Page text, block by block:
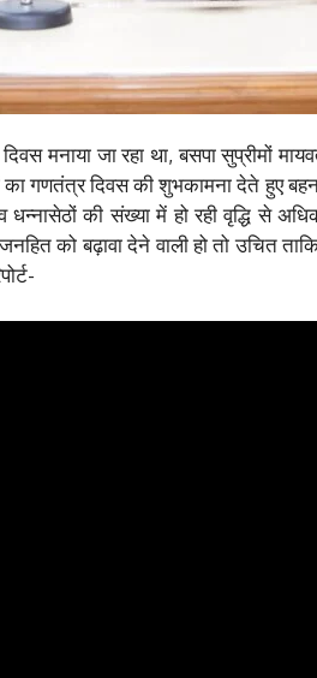
मनाया जा रहा था, बसपा सुप्रीमों
का गणतंत्र दिवस की शुभकामना देते हुए
की संख्या में हो रही वृद्धि से
को बढ़ावा देने वाली हो तो उचित